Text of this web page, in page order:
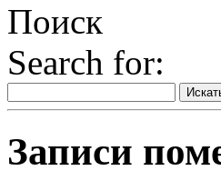
Поиск
Search for:
Записи